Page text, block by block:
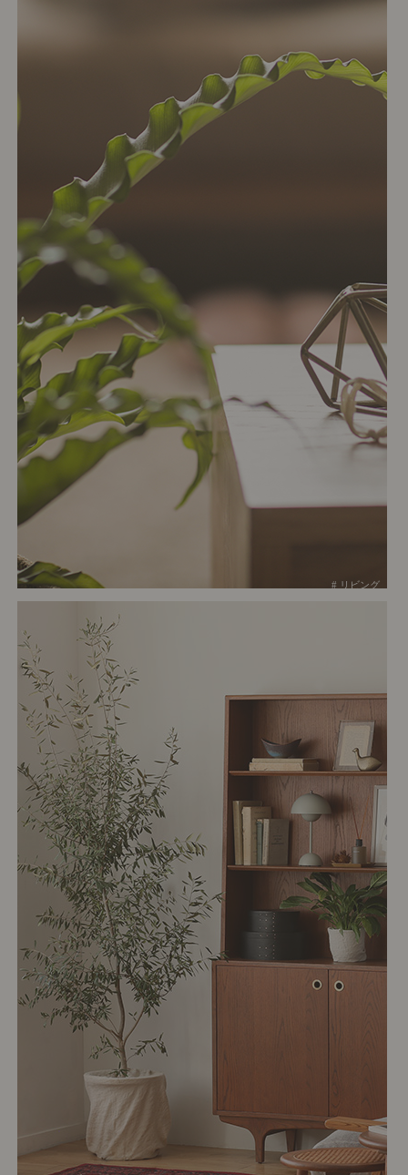
# リビング